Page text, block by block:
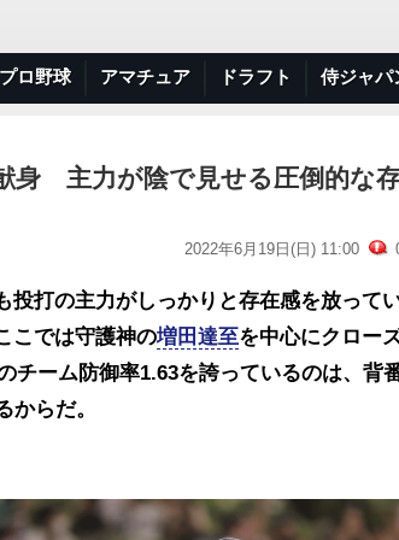
プロ野球 アマチュア ドラフト 侍ジャパ
身 主力が陰で見せる圧倒的な
2022年6月19日(日) 11:00
投打の主力がしっかりと存在感を放って
こでは守護神の増田達至を中心にクロー
チーム防御率1.63を誇っているのは、背
からだ。